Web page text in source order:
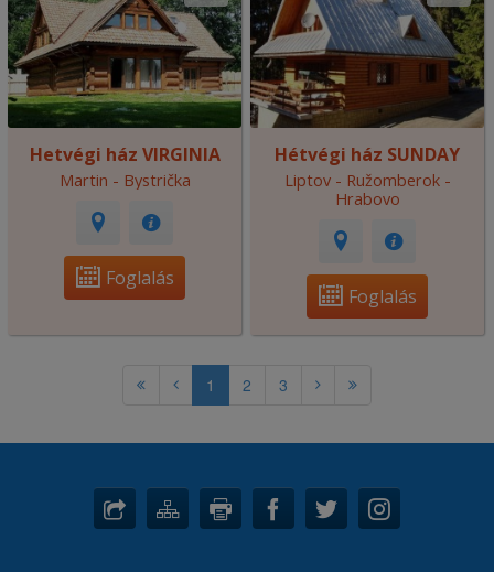
Hetvégi ház VIRGINIA
Martin - Bystrička
Foglalás
Hétvégi ház SUNDAY
Liptov - Ružomberok -
Hrabovo
Foglalás
1 2 3